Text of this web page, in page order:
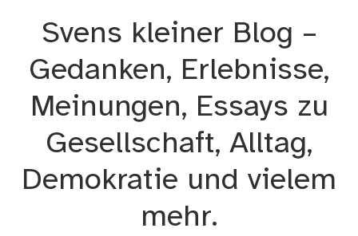
Svens kleiner Blog –
Gedanken, Erlebnisse,
Meinungen, Essays zu
Gesellschaft, Alltag,
Demokratie und vielem
mehr.